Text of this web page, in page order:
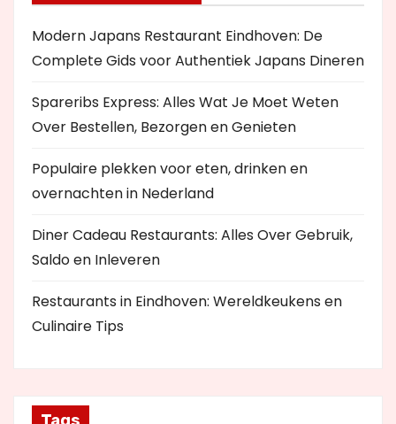
Modern Japans Restaurant Eindhoven: De
Complete Gids voor Authentiek Japans Dineren
Spareribs Express: Alles Wat Je Moet Weten
Over Bestellen, Bezorgen en Genieten
Populaire plekken voor eten, drinken en
overnachten in Nederland
Diner Cadeau Restaurants: Alles Over Gebruik,
Saldo en Inleveren
Restaurants in Eindhoven: Wereldkeukens en
Culinaire Tips